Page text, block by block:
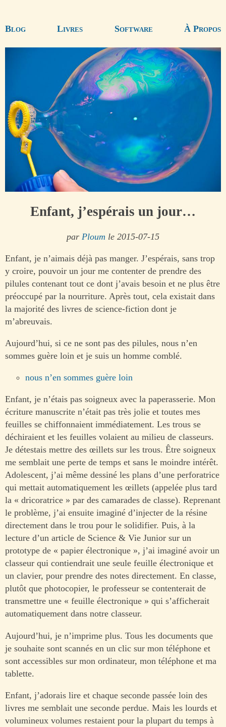
Blog Livres Software À Propos
Enfant, j’espérais un jour…
par Ploum le 2015-07-15
Enfant, je n’aimais déjà pas manger. J’espérais, sans trop
y croire, pouvoir un jour me contenter de prendre des
pilules contenant tout ce dont j’avais besoin et ne plus être
préoccupé par la nourriture. Après tout, cela existait dans
la majorité des livres de science-fiction dont je
m’abreuvais.
Aujourd’hui, si ce ne sont pas des pilules, nous n’en
sommes guère loin et je suis un homme comblé.
nous n’en sommes guère loin
Enfant, je n’étais pas soigneux avec la paperasserie. Mon
écriture manuscrite n’était pas très jolie et toutes mes
feuilles se chiffonnaient immédiatement. Les trous se
déchiraient et les feuilles volaient au milieu de classeurs.
Je détestais mettre des œillets sur les trous. Être soigneux
me semblait une perte de temps et sans le moindre intérêt.
Adolescent, j’ai même dessiné les plans d’une perforatrice
qui mettait automatiquement les œillets (appelée plus tard
la « dricoratrice » par des camarades de classe). Reprenant
le problème, j’ai ensuite imaginé d’injecter de la résine
directement dans le trou pour le solidifier. Puis, à la
lecture d’un article de Science & Vie Junior sur un
prototype de « papier électronique », j’ai imaginé avoir un
classeur qui contiendrait une seule feuille électronique et
un clavier, pour prendre des notes directement. En classe,
plutôt que photocopier, le professeur se contenterait de
transmettre une « feuille électronique » qui s’afficherait
automatiquement dans notre classeur.
Aujourd’hui, je n’imprime plus. Tous les documents que
je souhaite sont scannés en un clic sur mon téléphone et
sont accessibles sur mon ordinateur, mon téléphone et ma
tablette.
Enfant, j’adorais lire et chaque seconde passée loin des
livres me semblait une seconde perdue. Mais les lourds et
volumineux volumes restaient pour la plupart du temps à